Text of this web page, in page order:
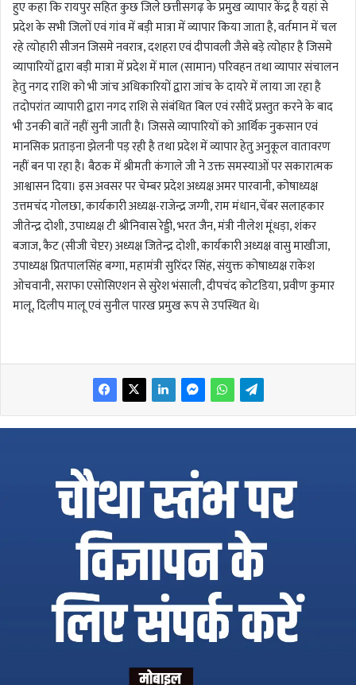
हुए कहा कि रायपुर सहित कुछ जिले छत्तीसगढ़ के प्रमुख व्यापार केंद्र है यहां से
प्रदेश के सभी जिलों एवं गांव में बड़ी मात्रा में व्यापार किया जाता है, वर्तमान में चल
रहे त्योहारी सीजन जिसमे नवरात्र, दशहरा एवं दीपावली जैसे बड़े त्योहार है जिसमे
व्यापारियों द्वारा बड़ी मात्रा में प्रदेश में माल (सामान) परिवहन तथा व्यापार संचालन
हेतु नगद राशि को भी जांच अधिकारियों द्वारा जांच के दायरे में लाया जा रहा है
तदोपरांत व्यापारी द्वारा नगद राशि से संबंधित बिल एवं रसीदें प्रस्तुत करने के बाद
भी उनकी बातें नहीं सुनी जाती है। जिससे व्यापारियों को आर्थिक नुकसान एवं
मानसिक प्रताड़ना झेलनी पड़ रही है तथा प्रदेश में व्यापार हेतु अनुकूल वातावरण
नहीं बन पा रहा है। बैठक में श्रीमती कंगाले जी ने उक्त समस्याओं पर सकारात्मक
आश्वासन दिया। इस अवसर पर चेम्बर प्रदेश अध्यक्ष अमर पारवानी, कोषाध्यक्ष
उत्तमचंद गोलछा, कार्यकारी अध्यक्ष-राजेन्द्र जग्गी, राम मंधान,चेंबर सलाहकार
जीतेन्द्र दोशी, उपाध्यक्ष टी श्रीनिवास रेड्डी, भरत जैन, मंत्री नीलेश मूंधड़ा, शंकर
बजाज, कैट (सीजी चेप्टर) अध्यक्ष जितेन्द्र दोशी, कार्यकारी अध्यक्ष वासु माखीजा,
उपाध्यक्ष प्रितपालसिंह बग्गा, महामंत्री सुरिंदर सिंह, संयुक्त कोषाध्यक्ष राकेश
ओचवानी, सराफा एसोसिएशन से सुरेश भंसाली, दीपचंद कोटडिया, प्रवीण कुमार
मालू, दिलीप मालू एवं सुनील पारख प्रमुख रूप से उपस्थित थे।